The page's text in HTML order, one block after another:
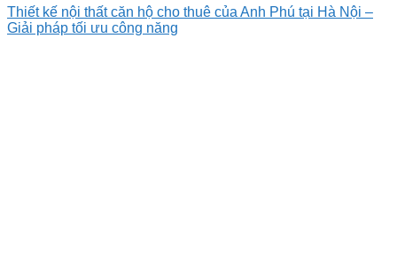
Thiết kế nội thất căn hộ cho thuê của Anh Phú tại Hà Nội –
Giải pháp tối ưu công năng